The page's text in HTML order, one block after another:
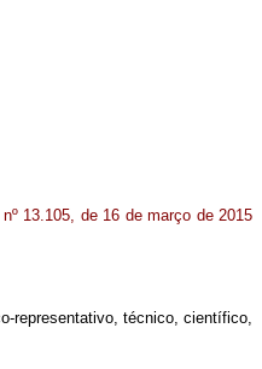
13.105, de 16 de março de 2015
representativo, técnico, científico,